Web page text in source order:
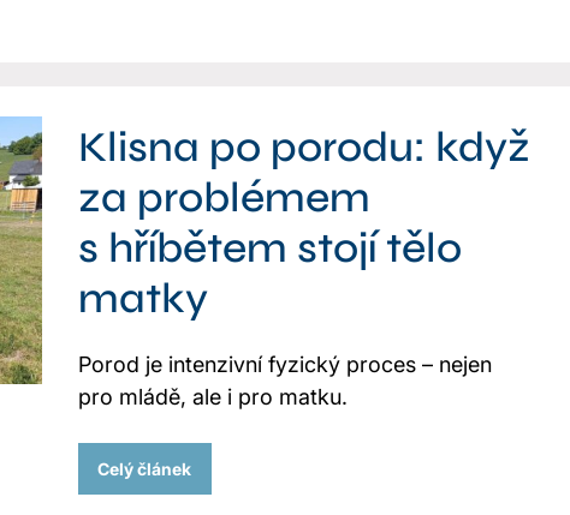
Klisna po porodu: když
za problémem
s hříbětem stojí tělo
matky
Porod je intenzivní fyzický proces – nejen
pro mládě, ale i pro matku.
Celý článek